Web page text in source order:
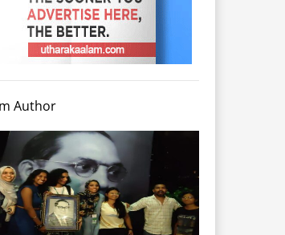
Author